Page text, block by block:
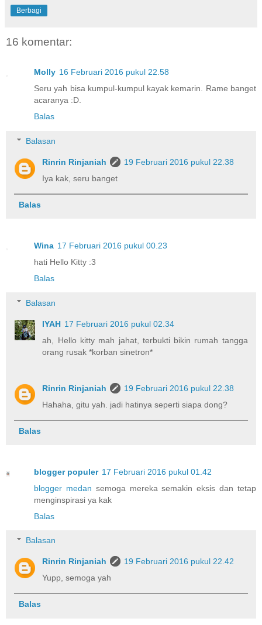
Berbagi
16 komentar:
Molly 16 Februari 2016 pukul 22.58
Seru yah bisa kumpul-kumpul kayak kemarin. Rame banget
acaranya :D.
Balas
Balasan
Rinrin Rinjaniah
19 Februari 2016 pukul 22.38
Iya kak, seru banget
Balas
Wina 17 Februari 2016 pukul 00.23
hati Hello Kitty :3
Balas
Balasan
IYAH 17 Februari 2016 pukul 02.34
ah, Hello kitty mah jahat, terbukti bikin rumah tangga
orang rusak *korban sinetron*
Rinrin Rinjaniah
19 Februari 2016 pukul 22.38
Hahaha, gitu yah. jadi hatinya seperti siapa dong?
Balas
blogger populer 17 Februari 2016 pukul 01.42
blogger medan semoga mereka semakin eksis dan tetap
menginspirasi ya kak
Balas
Balasan
Rinrin Rinjaniah
19 Februari 2016 pukul 22.42
Yupp, semoga yah
Balas